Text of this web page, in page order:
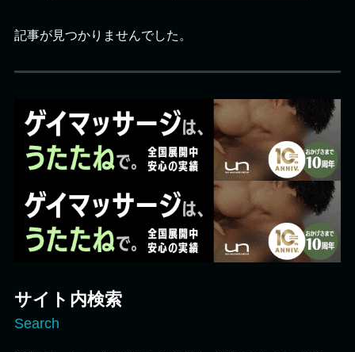
記事が見つかりませんでした。
サイト内検索
Search